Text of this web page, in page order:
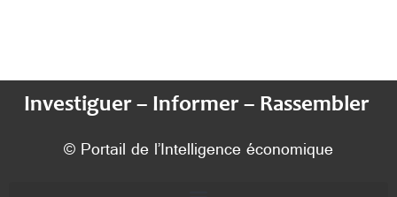
Investiguer – Informer – Rassembler
© Portail de l’Intelligence économique